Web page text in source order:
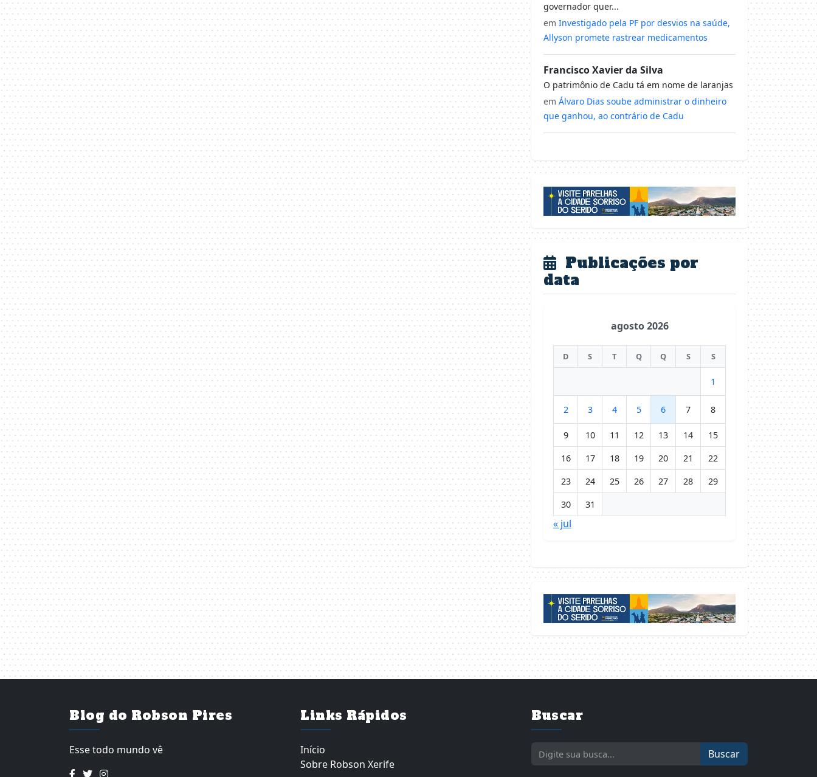
governador quer...
em Investigado pela PF por desvios na saúde,
Allyson promete rastrear medicamentos
Francisco Xavier da Silva
O patrimônio de Cadu tá em nome de laranjas
em Álvaro Dias soube administrar o dinheiro
que ganhou, ao contrário de Cadu
Publicações por
data
agosto 2026
D S T Q Q S S
1
2 3 4 5 6 7 8
9 10 11 12 13 14
15
16
17 18 19 20 21
22
23
24 25 26 27 28
29
30
31
« jul
Blog do Robson Pires
Esse todo mundo vê
Links Rápidos
Início
Sobre Robson Xerife
Buscar
Buscar